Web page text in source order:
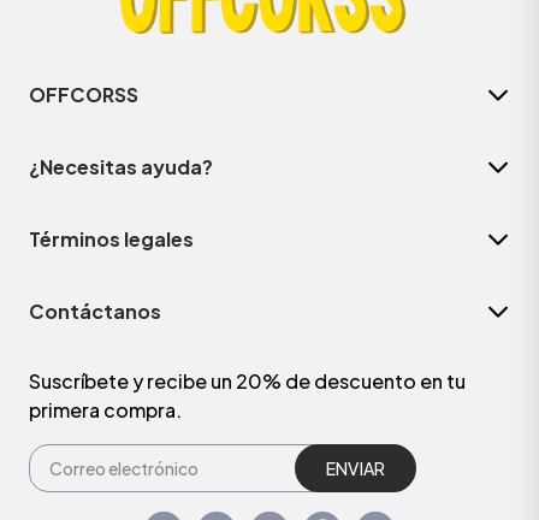
OFFCORSS
¿Necesitas ayuda?
Términos legales
Contáctanos
Suscríbete y recibe un 20% de descuento en tu
primera compra.
ENVIAR